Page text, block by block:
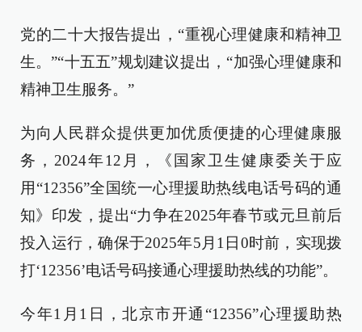
党的二十大报告提出，“重视心理健康和精神卫
生。”“十五五”规划建议提出，“加强心理健康和
精神卫生服务。”
为向人民群众提供更加优质便捷的心理健康服
务，2024年12月，《国家卫生健康委关于应
用“12356”全国统一心理援助热线电话号码的通
知》印发，提出“力争在2025年春节或元旦前后
投入运行，确保于2025年5月1日0时前，实现拨
打‘12356’电话号码接通心理援助热线的功能”。
今年1月1日，北京市开通“12356”心理援助热